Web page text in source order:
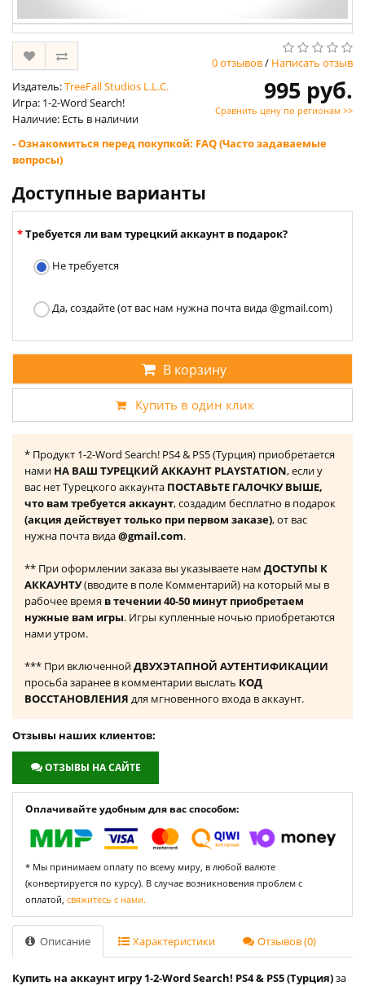
0 отзывов/ Написать отзыв
Издатель:TreeFall Studios L.L.C.
Игра: 1-2-Word Search!
Наличие: Есть в наличии
995 руб.
Сравнить цену по регионам >>
- Ознакомиться перед покупкой: FAQ (Часто задаваемые
вопросы)
Доступные варианты
Требуется ли вам турецкий аккаунт в подарок?
Не требуется
Да, создайте (от вас нам нужна почта вида @gmail.com)
В корзину
Купить в один клик
* Продукт 1-2-Word Search! PS4 & PS5 (Турция) приобретается
нами НА ВАШ ТУРЕЦКИЙ АККАУНТ PLAYSTATION, если у
вас нет Турецкого аккаунта ПОСТАВЬТЕ ГАЛОЧКУ ВЫШЕ,
что вам требуется аккаунт, создадим бесплатно в подарок
(акция действует только при первом заказе), от вас
нужна почта вида@gmail.com.
** При оформлении заказа вы указываете нам ДОСТУПЫ К
АККАУНТУ(вводите в поле Комментарий) на который мы в
рабочее время в течении 40-50 минут приобретаем
нужные вам игры. Игры купленные ночью приобретаются
нами утром.
*** При включеннойДВУХЭТАПНОЙ АУТЕНТИФИКАЦИИ
просьба заранее в комментарии выслать КОД
ВОССТАНОВЛЕНИЯ для мгновенного входа в аккаунт.
Отзывы наших клиентов:
ОТЗЫВЫ НА САЙТЕ
Оплачивайте удобным для вас способом:
* Мы принимаем оплату по всему миру, в любой валюте
(конвертируется по курсу). В случае возникновения проблем с
оплатой, свяжитесь с нами.
Описание Характеристики Отзывов (0)
Купить на аккаунт игру 1-2-Word Search! PS4 & PS5 (Турция)за